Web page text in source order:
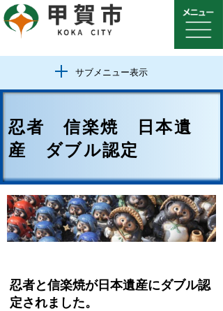
サブメニュー表示
忍者 信楽焼 日本遺
産 ダブル認定
忍者と信楽焼が日本遺産にダブル認
定されました。